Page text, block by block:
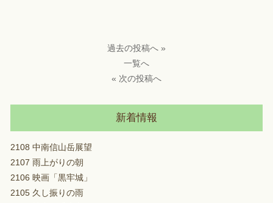
過去の投稿へ »
一覧へ
« 次の投稿へ
新着情報
2108 中南信山岳展望
2107 雨上がりの朝
2106 映画「黒牢城」
2105 久し振りの雨